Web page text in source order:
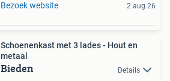
Bezoek website 2 aug 26
Schoenenkast met 3 lades - Hout en
metaal
Bieden Details